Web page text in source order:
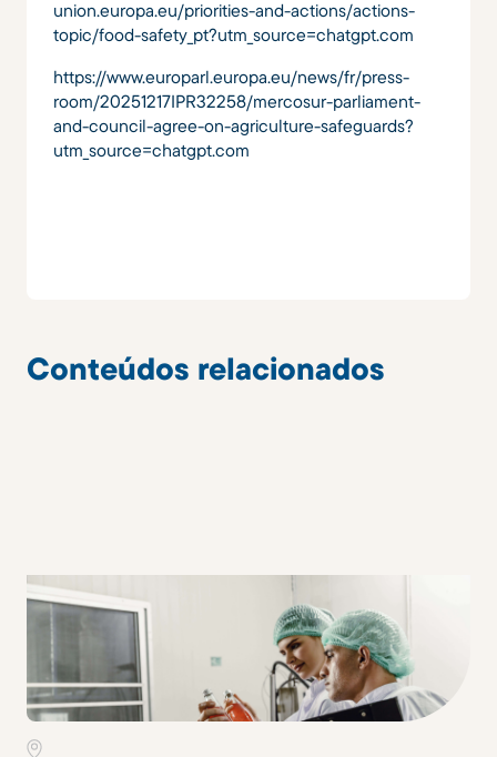
union.europa.eu/priorities-and-actions/actions-
topic/food-safety_pt?utm_source=chatgpt.com
https://www.europarl.europa.eu/news/fr/press-
room/20251217IPR32258/mercosur-parliament-
and-council-agree-on-agriculture-safeguards?
utm_source=chatgpt.com
Conteúdos relacionados